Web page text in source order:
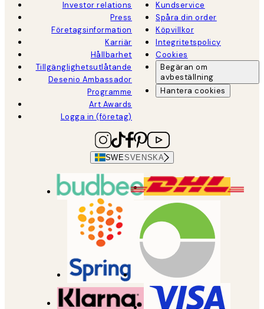
Investor relations
Press
Företagsinformation
Karriär
Hållbarhet
Tillgänglighetsutlåtande
Desenio Ambassador
Programme
Art Awards
Logga in (företag)
Kundservice
Spåra din order
Köpvillkor
Integritetspolicy
Cookies
Begäran om
avbeställning
Hantera cookies
SWESVENSKA